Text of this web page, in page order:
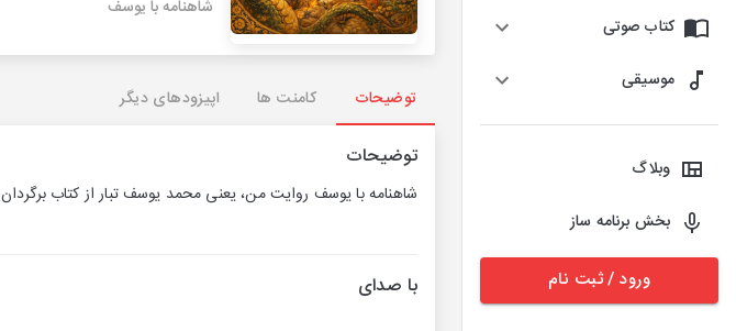
کتاب صوتی
موسیقی
وبلاگ
بخش برنامه ساز
ورود / ثبت نام
شاهنامه با یوسف
توضیحات کامنت ها اپیزودهای دیگر
توضیحات
شاهنامه با یوسف روایت من، یعنی محمد یوسف تبار از کتاب
با صدای